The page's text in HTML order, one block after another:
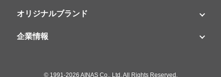
オリジナルブランド
企業情報
©1991-2026 AINAS Co., Ltd. All Rights Reserved.